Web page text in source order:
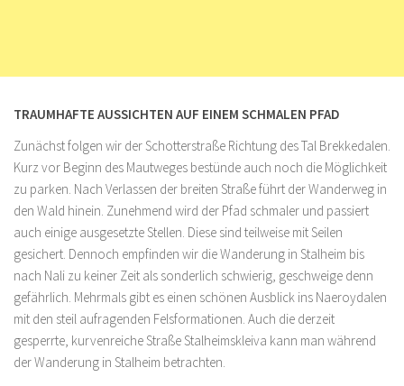
TRAUMHAFTE AUSSICHTEN AUF EINEM SCHMALEN PFAD
Zunächst folgen wir der Schotterstraße Richtung des Tal Brekkedalen.
Kurz vor Beginn des Mautweges bestünde auch noch die Möglichkeit
zu parken. Nach Verlassen der breiten Straße führt der Wanderweg in
den Wald hinein. Zunehmend wird der Pfad schmaler und passiert
auch einige ausgesetzte Stellen. Diese sind teilweise mit Seilen
gesichert. Dennoch empfinden wir die Wanderung in Stalheim bis
nach Nali zu keiner Zeit als sonderlich schwierig, geschweige denn
gefährlich. Mehrmals gibt es einen schönen Ausblick ins Naeroydalen
mit den steil aufragenden Felsformationen. Auch die derzeit
gesperrte, kurvenreiche Straße Stalheimskleiva kann man während
der Wanderung in Stalheim betrachten.